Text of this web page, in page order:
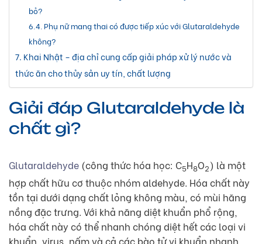
bỏ?
Phụ nữ mang thai có được tiếp xúc với Glutaraldehyde
không?
Khai Nhật – địa chỉ cung cấp giải pháp xử lý nước và
thức ăn cho thủy sản uy tín, chất lượng
Giải đáp Glutaraldehyde là
chất gì?
Glutaraldehyde (công thức hóa học: C5H8O2) là một
hợp chất hữu cơ thuộc nhóm aldehyde. Hóa chất này
tồn tại dưới dạng chất lỏng không màu, có mùi hăng
nồng đặc trưng. Với khả năng diệt khuẩn phổ rộng,
hóa chất này có thể nhanh chóng diệt hết các loại vi
khuẩn, virus, nấm và cả các bào tử vi khuẩn nhanh